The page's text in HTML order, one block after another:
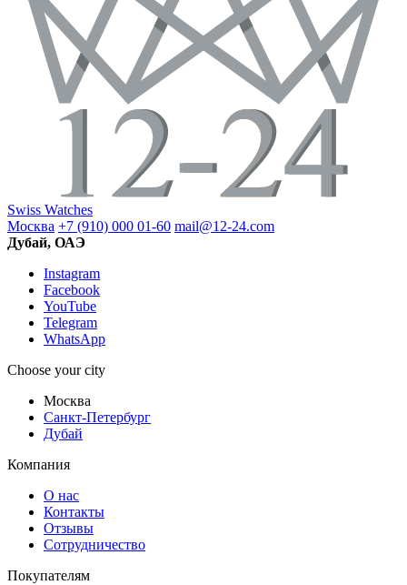
Swiss Watches
Москва +7 (910) 000 01-60 mail@12-24.com
Дубай, ОАЭ
Instagram
Facebook
YouTube
Telegram
WhatsApp
Choose your city
Москва
Санкт-Петербург
Дубай
Компания
О нас
Контакты
Отзывы
Сотрудничество
Покупателям